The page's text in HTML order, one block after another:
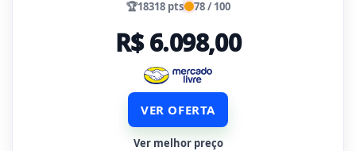
🏆18318 pts 78 / 100
R$ 6.098,00
VER OFERTA
Ver melhor preço